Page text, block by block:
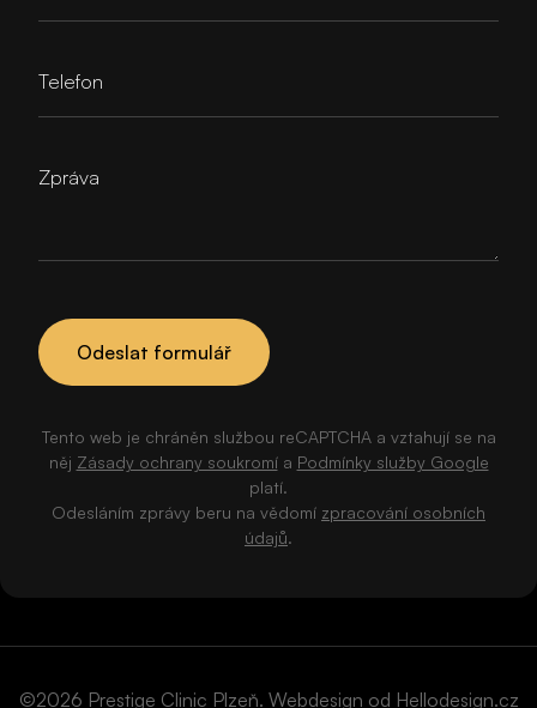
Telefon
Zpráva
Odeslat formulář
Tento web je chráněn službou reCAPTCHA a vztahují se na
něj Zásady ochrany soukromía Podmínky služby Google
platí.
Odesláním zprávy beru na vědomí zpracování osobních
údajů.
©2026 Prestige Clinic Plzeň. Webdesign od Hellodesign.cz